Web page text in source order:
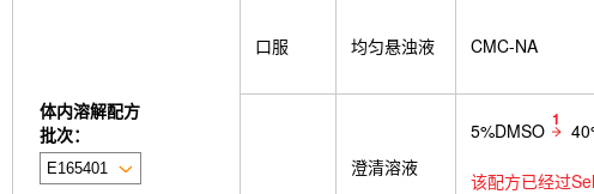
体内溶解配方
批次：
口服 均匀悬浊液 CMC-NA
澄清溶液
5%DMSO 1
该配方已经过